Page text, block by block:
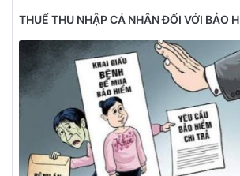
THUẾ THU NHẬP CÁ NHÂN ĐỐI VỚI BẢO